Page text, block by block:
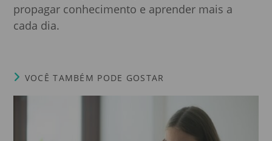
propagar conhecimento e aprender mais a
cada dia.
VOCÊ TAMBÉM PODE GOSTAR